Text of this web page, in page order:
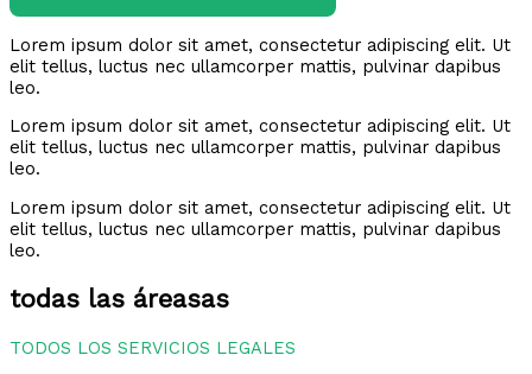
Lorem ipsum dolor sit amet, consectetur adipiscing elit. Ut
elit tellus, luctus nec ullamcorper mattis, pulvinar dapibus
leo.
Lorem ipsum dolor sit amet, consectetur adipiscing elit. Ut
elit tellus, luctus nec ullamcorper mattis, pulvinar dapibus
leo.
Lorem ipsum dolor sit amet, consectetur adipiscing elit. Ut
elit tellus, luctus nec ullamcorper mattis, pulvinar dapibus
leo.
todas las áreasas
TODOS LOS SERVICIOS LEGALES